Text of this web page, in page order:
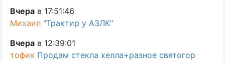
Вчера в 17:51:46
Михаил "Трактир у АЗЛК"
Вчера в 12:39:01
тофик Продам стекла хелла+разное святогор